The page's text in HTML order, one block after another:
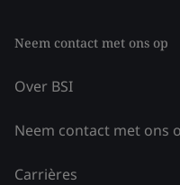
Neem contact met ons op
Over BSI
Neem contact met ons
Carrières